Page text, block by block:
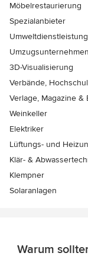
Möbelrestaurierung
Spezialanbieter
Umzugsunternehmen
3D-Visualisierung
Verbände,
Verlage, Magazine &
Weinkeller
Elektriker
Lüftungs- und
Klär- &
Klempner
Solaranlagen
Warum